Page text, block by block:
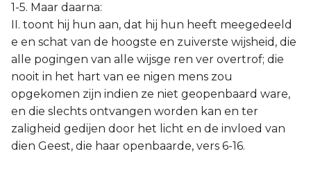
Haggaï
Zacharía
Maleáchi
1-5. Maar daarna:
II. toont hij hun aan, dat hij hun heeft meegedeeld
e en schat van de hoogste en zuiverste wijsheid, die
alle pogingen van alle wijsge ren ver overtrof; die
nooit in het hart van ee nigen mens zou
opgekomen zijn indien ze niet geopenbaard ware,
en die slechts ontvangen worden kan en ter
zaligheid gedijen door het licht en de invloed van
dien Geest, die haar openbaarde, vers 6-16.